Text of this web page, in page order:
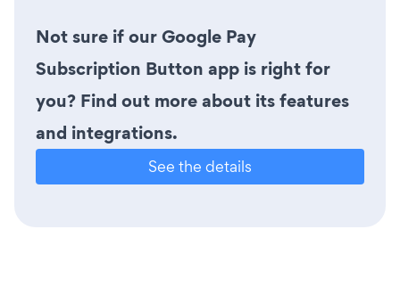
Not sure if our Google Pay
Subscription Button app is right for
you? Find out more about its features
and integrations.
See the details